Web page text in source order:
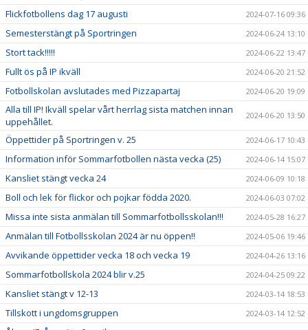
Flickfotbollens dag 17 augusti 2024-07-16 09:36
Semesterstängt på Sportringen 2024-06-24 13:10
Stort tack!!!!! 2024-06-22 13:47
Fullt ös på IP ikväll 2024-06-20 21:52
Fotbollskolan avslutades med Pizzapartaj 2024-06-20 19:09
Alla till IP! Ikväll spelar vårt herrlag sista matchen innan
uppehållet.
2024-06-20 13:50
Öppettider på Sportringen v. 25 2024-06-17 10:43
Information inför Sommarfotbollen nästa vecka (25) 2024-06-14 15:07
Kansliet stängt vecka 24 2024-06-09 10:18
Boll och lek för flickor och pojkar födda 2020. 2024-06-03 07:02
Missa inte sista anmälan till Sommarfotbollsskolan!!! 2024-05-28 16:27
Anmälan till Fotbollsskolan 2024 är nu öppen!! 2024-05-06 19:46
Avvikande öppettider vecka 18 och vecka 19 2024-04-26 13:16
Sommarfotbollskola 2024 blir v.25 2024-04-25 09:22
Kansliet stängt v 12-13 2024-03-14 18:53
Tillskott i ungdomsgruppen 2024-03-14 12:52